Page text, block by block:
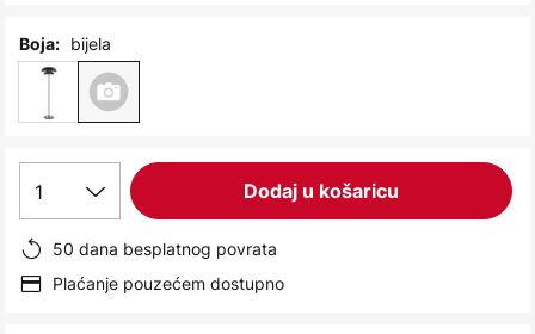
gallery
Boja: bijela
1 Dodaj u košaricu
50 dana besplatnog povrata
Plaćanje pouzećem dostupno